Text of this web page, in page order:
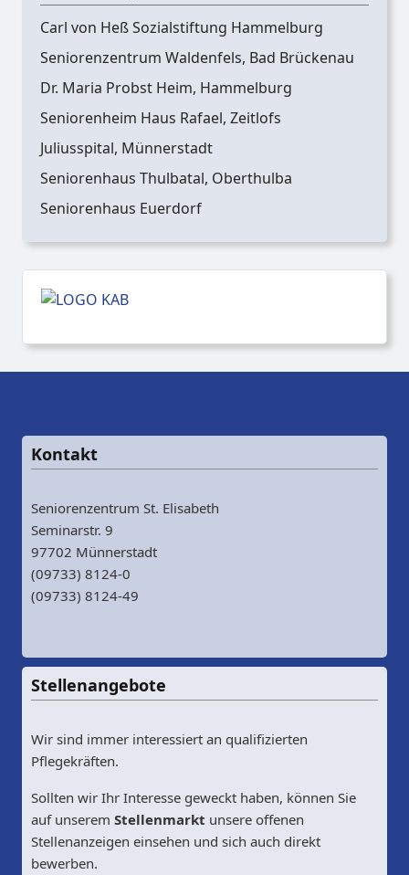
Carl von Heß Sozialstiftung Hammelburg
Seniorenzentrum Waldenfels, Bad Brückenau
Dr. Maria Probst Heim, Hammelburg
Seniorenheim Haus Rafael, Zeitlofs
Juliusspital, Münnerstadt
Seniorenhaus Thulbatal, Oberthulba
Seniorenhaus Euerdorf
Kontakt
Seniorenzentrum St. Elisabeth
Seminarstr. 9
97702 Münnerstadt
(09733) 8124-0
(09733) 8124-49
Stellenangebote
Wir sind immer interessiert an qualifizierten
Pflegekräften.
Sollten wir Ihr Interesse geweckt haben, können Sie
auf unserem Stellenmarkt unsere offenen
Stellenanzeigen einsehen und sich auch direkt
bewerben.